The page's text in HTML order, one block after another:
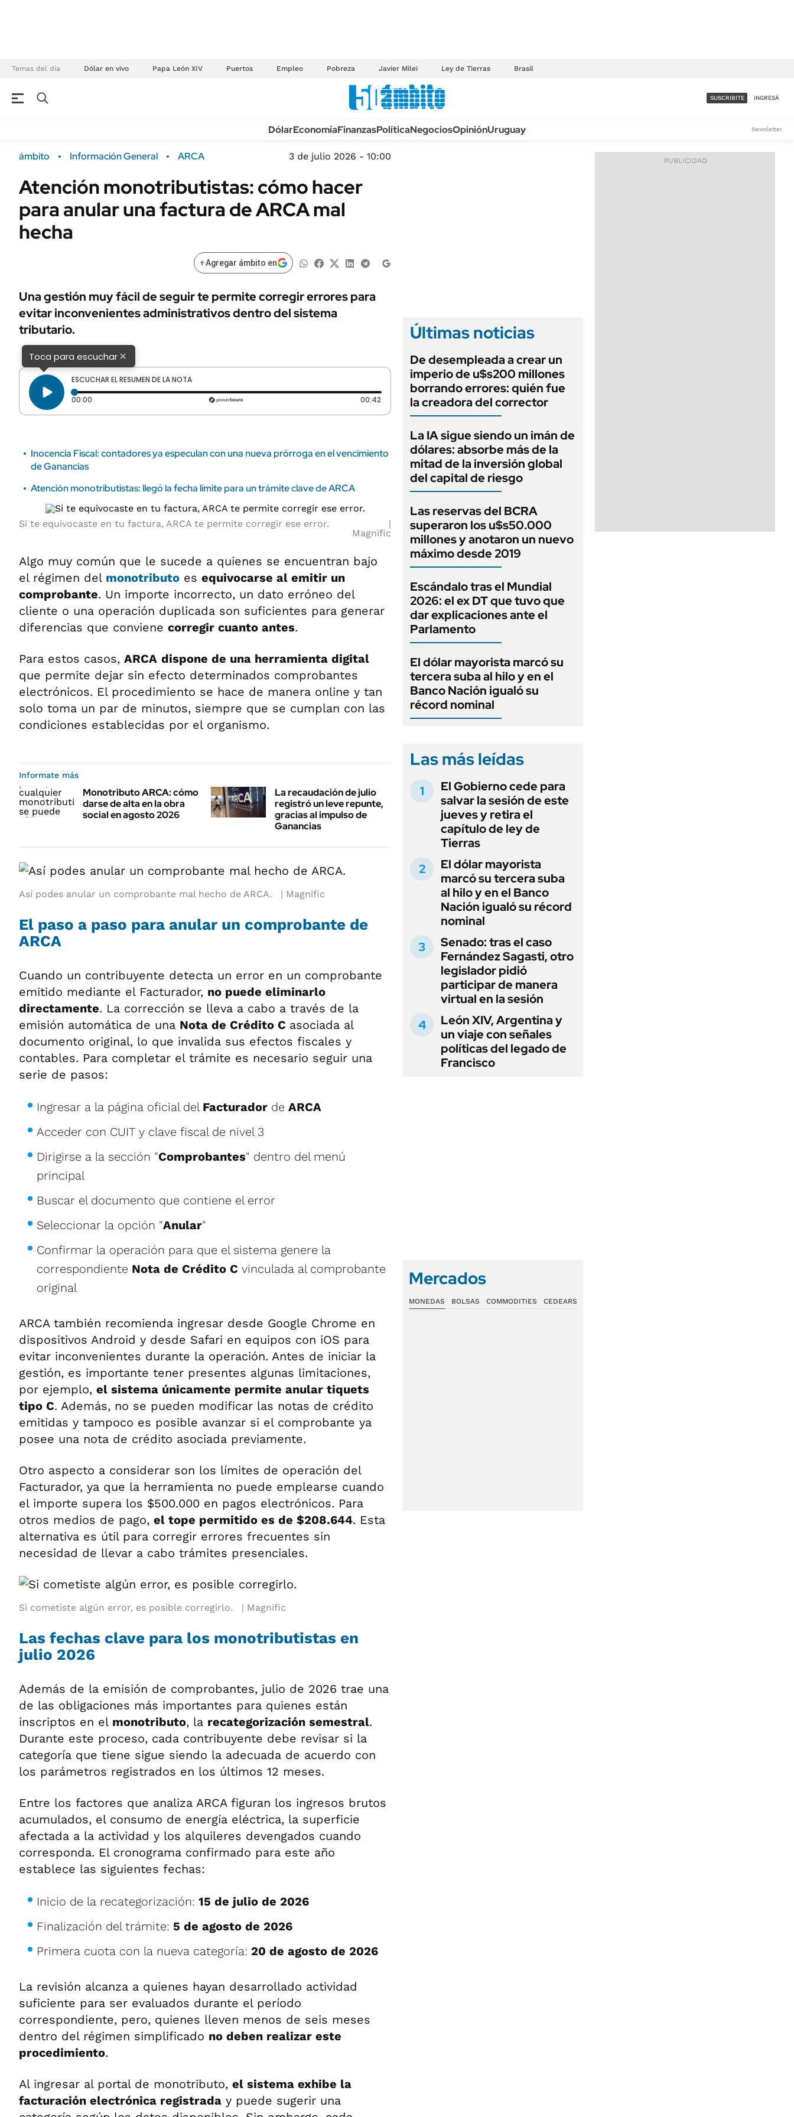
Temas del día Dólar en vivo Papa León XIV Puertos Empleo Pobreza Javier Milei Ley de Tierras Brasil
Campo
FINANZAS
Dólar
Sustentabilidad
Seguros
URUGUAY
TECNOLOGÍA
MÉXICO
MUNDO
INFORMACIÓN GENERAL
AUTOS
ACCESO FULL - $1.800/MES
SUSCRIBITE INGRESÁ
DólarEconomíaFinanzasPolíticaNegociosOpiniónUruguay Newsletter
ámbito Información General ARCA 3 de julio 2026 - 10:00
Atención monotributistas: cómo hacer
para anular una factura de ARCA mal
hecha
+Agregar ámbito en
Una gestión muy fácil de seguir te permite corregir errores para
evitar inconvenientes administrativos dentro del sistema
tributario.
Toca para escuchar×
ESCUCHAR EL RESUMEN DE LA NOTA
00:00 Tiempo transcurrido: 0 segundos 00:42 Duración: 42 segundos
Inocencia Fiscal: contadores ya especulan con una nueva prórroga en el vencimiento
de Ganancias
Atención monotributistas: llegó la fecha límite para un trámite clave de ARCA
Si te equivocaste en tu factura, ARCA te permite corregir ese error.
Magnific
Algo muy común que le sucede a quienes se encuentran bajo
el régimen del monotributo es equivocarse al emitir un
comprobante. Un importe incorrecto, un dato erróneo del
cliente o una operación duplicada son suficientes para generar
diferencias que conviene corregir cuanto antes.
Para estos casos, ARCA dispone de una herramienta digital
que permite dejar sin efecto determinados comprobantes
electrónicos. El procedimiento se hace de manera online y tan
solo toma un par de minutos, siempre que se cumplan con las
condiciones establecidas por el organismo.
Informate más
Monotributo ARCA: cómo
darse de alta en la obra
social en agosto 2026
La recaudación de julio
registró un leve repunte,
gracias al impulso de
Ganancias
Así podes anular un comprobante mal hecho de ARCA. Magnific
El paso a paso para anular un comprobante de
ARCA
Cuando un contribuyente detecta un error en un comprobante
emitido mediante el Facturador, no puede eliminarlo
directamente. La corrección se lleva a cabo a través de la
emisión automática de una Nota de Crédito C asociada al
documento original, lo que invalida sus efectos fiscales y
contables. Para completar el trámite es necesario seguir una
serie de pasos:
Ingresar a la página oficial del Facturador de ARCA
Acceder con CUIT y clave fiscal de nivel 3
Dirigirse a la sección "Comprobantes" dentro del menú
principal
Buscar el documento que contiene el error
Seleccionar la opción "Anular"
Confirmar la operación para que el sistema genere la
correspondiente Nota de Crédito C vinculada al comprobante
original
ARCA también recomienda ingresar desde Google Chrome en
dispositivos Android y desde Safari en equipos con iOS para
evitar inconvenientes durante la operación. Antes de iniciar la
gestión, es importante tener presentes algunas limitaciones,
por ejemplo, el sistema únicamente permite anular tiquets
tipo C. Además, no se pueden modificar las notas de crédito
emitidas y tampoco es posible avanzar si el comprobante ya
posee una nota de crédito asociada previamente.
Otro aspecto a considerar son los límites de operación del
Facturador, ya que la herramienta no puede emplearse cuando
el importe supera los $500.000 en pagos electrónicos. Para
otros medios de pago, el tope permitido es de $208.644. Esta
alternativa es útil para corregir errores frecuentes sin
necesidad de llevar a cabo trámites presenciales.
Si cometiste algún error, es posible corregirlo. Magnific
Las fechas clave para los monotributistas en
julio 2026
Además de la emisión de comprobantes, julio de 2026 trae una
de las obligaciones más importantes para quienes están
inscriptos en el monotributo, la recategorización semestral.
Durante este proceso, cada contribuyente debe revisar si la
categoría que tiene sigue siendo la adecuada de acuerdo con
los parámetros registrados en los últimos 12 meses.
Entre los factores que analiza ARCA figuran los ingresos brutos
acumulados, el consumo de energía eléctrica, la superficie
afectada a la actividad y los alquileres devengados cuando
corresponda. El cronograma confirmado para este año
establece las siguientes fechas:
Inicio de la recategorización: 15 de julio de 2026
Finalización del trámite: 5 de agosto de 2026
Primera cuota con la nueva categoría: 20 de agosto de 2026
La revisión alcanza a quienes hayan desarrollado actividad
suficiente para ser evaluados durante el período
correspondiente, pero, quienes lleven menos de seis meses
dentro del régimen simplificado no deben realizar este
procedimiento.
Al ingresar al portal de monotributo, el sistema exhibe la
facturación electrónica registrada y puede sugerir una
Últimas noticias
De desempleada a crear un
imperio de u$s200 millones
borrando errores: quién fue
la creadora del corrector
La IA sigue siendo un imán de
dólares: absorbe más de la
mitad de la inversión global
del capital de riesgo
Las reservas del BCRA
superaron los u$s50.000
millones y anotaron un nuevo
máximo desde 2019
Escándalo tras el Mundial
2026: el ex DT que tuvo que
dar explicaciones ante el
Parlamento
El dólar mayorista marcó su
tercera suba al hilo y en el
Banco Nación igualó su
récord nominal
Las más leídas
El Gobierno cede para
salvar la sesión de este
jueves y retira el
capítulo de ley de
Tierras
El dólar mayorista
marcó su tercera suba
al hilo y en el Banco
Nación igualó su récord
nominal
Senado: tras el caso
Fernández Sagasti, otro
legislador pidió
participar de manera
virtual en la sesión
León XIV, Argentina y
un viaje con señales
políticas del legado de
Francisco
Mercados
MONEDAS BOLSAS COMMODITIES CEDEARS